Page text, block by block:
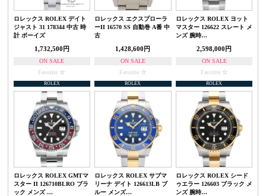
ロレックス ROLEX デイト
ジャスト 31 178344 中古 時
計 ボーイズ
1,732,500円
ON SALE
Favorite
ロレックス エクスプローラ
ーII 16570 SS 自動巻 A番 中
古
1,428,600円
ON SALE
Favorite
ロレックス ROLEX ヨット
マスター 126622 スレート メ
ンズ 腕時…
2,598,000円
ON SALE
Favorite
ROLEX
ロレックス ROLEX GMTマ
スター II 126710BLRO ブラ
ック メンズ …
ROLEX
ロレックス ROLEX サブマ
リーナ デイト 126613LB ブ
ルー メンズ…
ROLEX
ロレックス ROLEX シード
ゥエラー 126603 ブラック メ
ンズ 腕時…